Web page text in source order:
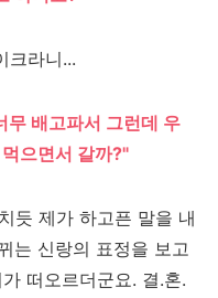
크라니...
무 배고파서 그런데 우
으면서 갈까?"
듯 제가 하고픈 말을 내
는 신랑의 표정을 보고
떠오르더군요. 결.혼.